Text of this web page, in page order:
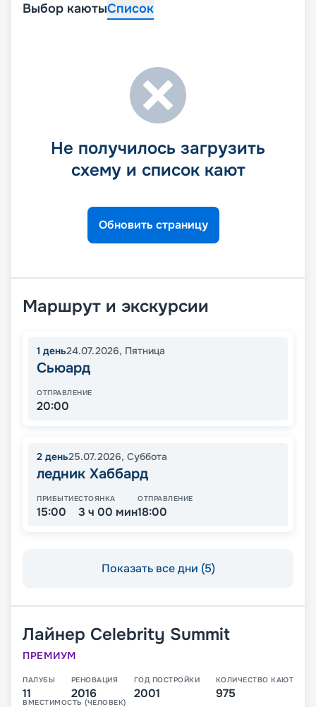
Выбор каютыСписок
Не получилось загрузить
схему и список кают
Обновить страницу
Маршрут и экскурсии
1 день24.07.2026, Пятница
Сьюард
ОТПРАВЛЕНИЕ
20:00
2 день25.07.2026, Суббота
ледник Хаббард
ПРИБЫТИЕ
15:00
СТОЯНКА
3 ч 00 мин
ОТПРАВЛЕНИЕ
18:00
Показать все дни (5)
Лайнер Celebrity Summit
ПРЕМИУМ
ПАЛУБЫ
11
РЕНОВАЦИЯ
2016
ГОД ПОСТРОЙКИ
2001
КОЛИЧЕСТВО КАЮТ
975
ВМЕСТИМОСТЬ (ЧЕЛОВЕК)